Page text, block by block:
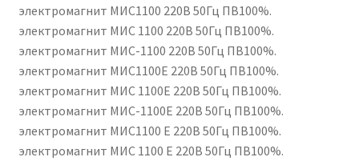
электромагнит МИС1100 220В 50Гц ПВ100%.
электромагнит МИС 1100 220В 50Гц ПВ100%.
электромагнит МИС-1100 220В 50Гц ПВ100%.
электромагнит МИС1100Е 220В 50Гц ПВ100%.
электромагнит МИС 1100Е 220В 50Гц ПВ100%.
электромагнит МИС-1100Е 220В 50Гц ПВ100%.
электромагнит МИС1100 Е 220В 50Гц ПВ100%.
электромагнит МИС 1100 Е 220В 50Гц ПВ100%.